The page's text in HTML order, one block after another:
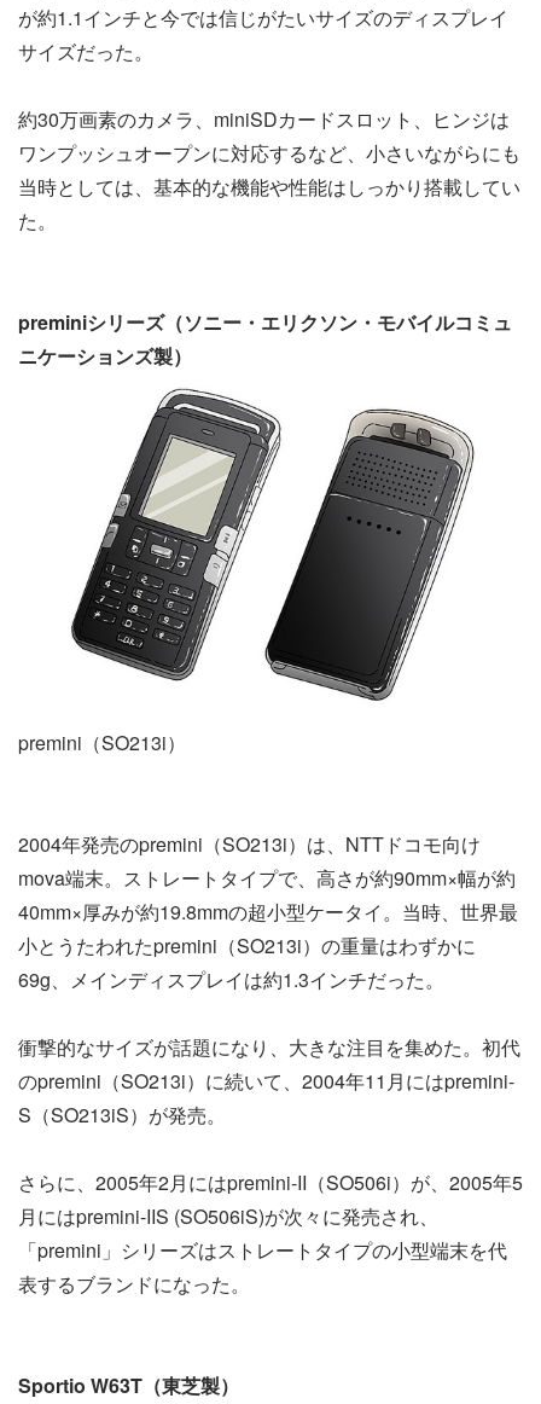
が約1.1インチと今では信じがたいサイズのディスプレイ
サイズだった。
約30万画素のカメラ、miniSDカードスロット、ヒンジは
ワンプッシュオープンに対応するなど、小さいながらにも
当時としては、基本的な機能や性能はしっかり搭載してい
た。
preminiシリーズ（ソニー・エリクソン・モバイルコミュ
ニケーションズ製）
premini（SO213i）
2004年発売のpremini（SO213i）は、NTTドコモ向け
mova端末。ストレートタイプで、高さが約90mm×幅が約
40mm×厚みが約19.8mmの超小型ケータイ。当時、世界最
小とうたわれたpremini（SO213i）の重量はわずかに
69g、メインディスプレイは約1.3インチだった。
衝撃的なサイズが話題になり、大きな注目を集めた。初代
のpremini（SO213i）に続いて、2004年11月にはpremini-
S（SO213iS）が発売。
さらに、2005年2月にはpremini-II（SO506i）が、2005年5
月にはpremini-IIS (SO506iS)が次々に発売され、
「premini」シリーズはストレートタイプの小型端末を代
表するブランドになった。
Sportio W63T（東芝製）